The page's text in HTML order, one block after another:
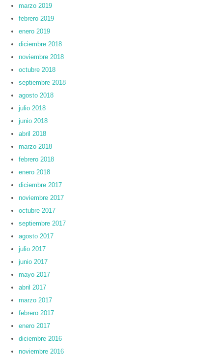
marzo 2019
febrero 2019
enero 2019
diciembre 2018
noviembre 2018
octubre 2018
septiembre 2018
agosto 2018
julio 2018
junio 2018
abril 2018
marzo 2018
febrero 2018
enero 2018
diciembre 2017
noviembre 2017
octubre 2017
septiembre 2017
agosto 2017
julio 2017
junio 2017
mayo 2017
abril 2017
marzo 2017
febrero 2017
enero 2017
diciembre 2016
noviembre 2016